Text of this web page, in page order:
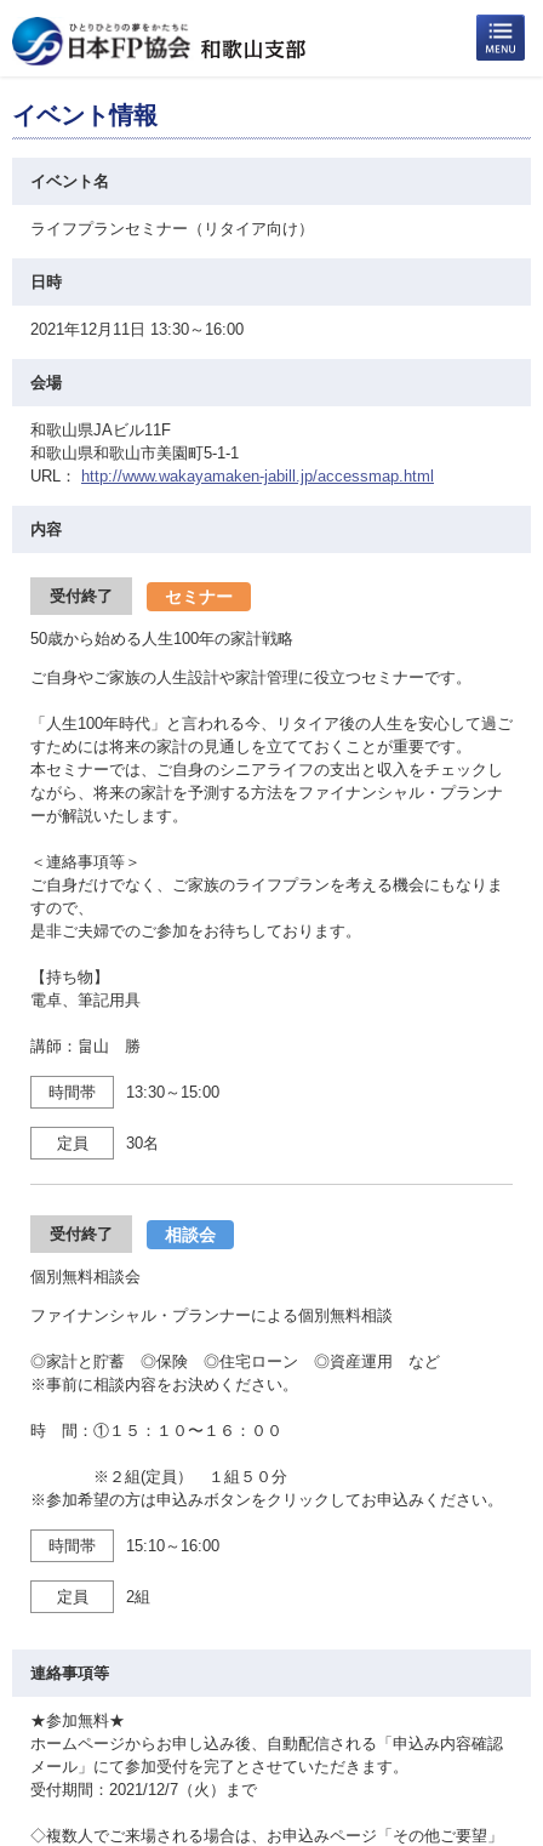
イベント情報
イベント名
ライフプランセミナー（リタイア向け）
日時
2021年12月11日 13:30～16:00
会場
和歌山県JAビル11F
和歌山県和歌山市美園町5-1-1
URL：
http://www.wakayamaken-jabill.jp/accessmap.html
内容
受付終了 セミナー
50歳から始める人生100年の家計戦略
ご自身やご家族の人生設計や家計管理に役立つセミナーです。
「人生100年時代」と言われる今、リタイア後の人生を安心して過ご
すためには将来の家計の見通しを立てておくことが重要です。
本セミナーでは、ご自身のシニアライフの支出と収入をチェックし
ながら、将来の家計を予測する方法をファイナンシャル・プランナ
ーが解説いたします。
＜連絡事項等＞
ご自身だけでなく、ご家族のライフプランを考える機会にもなりま
すので、
是非ご夫婦でのご参加をお待ちしております。
【持ち物】
電卓、筆記用具
講師：畠山 勝
時間帯 13:30～15:00
定員 30名
受付終了 相談会
個別無料相談会
ファイナンシャル・プランナーによる個別無料相談
◎家計と貯蓄 ◎保険 ◎住宅ローン ◎資産運用 など
※事前に相談内容をお決めください。
時 間：①１５：１０〜１６：００
※２組(定員） １組５０分
※参加希望の方は申込みボタンをクリックしてお申込みください。
時間帯 15:10～16:00
定員 2組
連絡事項等
★参加無料★
ホームページからお申し込み後、自動配信される「申込み内容確認
メール」にて参加受付を完了とさせていただきます。
受付期間：2021/12/7（火）まで
◇複数人でご来場される場合は、お申込みページ「その他ご要望」